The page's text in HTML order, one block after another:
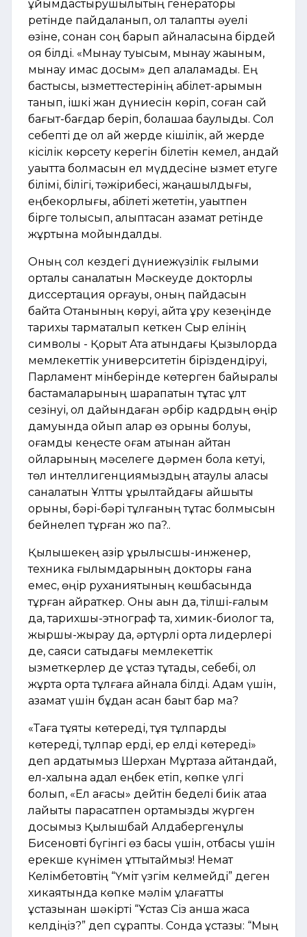
ұйымдастырушылықтың генераторы
ретінде пайдаланып, ол талапты әуелі
өзіне, сонан соң барып айналасына бірдей
қоя білді. «Мынау туысым, мынау жақыным,
мынау қимас досым» деп алаламады. Ең
бастысы, қызметтестерінің қабілет-қарымын
танып, ішкі жан дүниесін көріп, соған сай
бағыт-бағдар беріп, болашаққа баулыды. Сол
себепті де ол қай жерде кішілік, қай жерде
кісілік көрсету керегін білетін кемел, қандай
уақытта болмасын ел мүддесіне қызмет етуге
білімі, білігі, тәжірибесі, жаңашылдығы,
еңбекқорлығы, қабілеті жететін, уақытпен
бірге толысып, қалыптасқан азамат ретінде
жұртына мойындалды.
Оның сол кездегі дүниежүзілік ғылыми
орталық саналатын Мәскеуде докторлық
диссертация қорғауы, оның пайдасын
байтақ Отанының көруі, қайта құру кезеңінде
тарихы тармақталып кеткен Сыр елінің
символы - Қорқыт Ата атындағы Қызылорда
мемлекеттік университетін біріздендіруі,
Парламент мінберінде көтерген байырқалы
бастамаларының шарапатын тұтас ұлт
сезінуі, ол дайындаған әрбір кадрдың өңір
дамуында ойып алар өз орыны болуы,
қоғамдық кеңесте қоғам атынан айтқан
ойларының мәселеге дәрмен бола кетуі,
төл интеллигенциямыздың атаулы алқасы
саналатын Ұлттық құрылтайдағы айшықты
орыны, бәрі-бәрі тұлғаның тұтас болмысын
бейнелеп тұрған жоқ па?..
Қылышекең қазір құрылысшы-инженер,
техника ғылымдарының докторы ғана
емес, өңір руханиятының көшбасында
тұрған қайраткер. Оны ақын да, тілші-ғалым
да, тарихшы-этнограф та, химик-биолог та,
жыршы-жырау да, әртүрлі орта лидерлері
де, саяси сатыдағы мемлекеттік
қызметкерлер де ұстаз тұтады, себебі, ол
жұртқа ортақ тұлғаға айнала білді. Адам үшін,
азамат үшін бұдан асқан бақыт бар ма?
«Таға тұяқты көтереді, тұяқ тұлпарды
көтереді, тұлпар ерді, ер елді көтереді»
деп ардақтымыз Шерхан Мұртаза айтқандай,
ел-халқына адал еңбек етіп, көпке үлгі
болып, «Ел ағасы» дейтін беделі биік атаққа
лайықты парасатпен ортамызды жүрген
досымыз Қылышбай Алдабергенұлы
Бисеновті бүгінгі өз басы үшін, отбасы үшін
ерекше күнімен құттықтаймыз! Немат
Келімбетовтің “Үміт үзгім келмейді” деген
хикаятында көпке мәлім ұлағатты
ұстазынан шәкірті “Ұстаз Сіз қанша жасқа
келдіңіз?” деп сұрапты. Сонда ұстазы: “Мың